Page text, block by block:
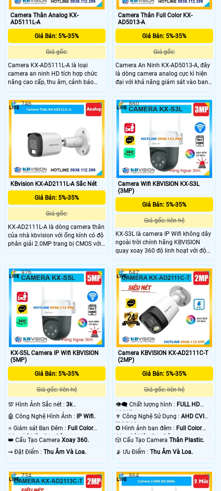
Camera Thân Analog KX-
AD5111L-A
Giá Bán: 5%-35%
Giá gốc:
Camera KX-AD5111L-A là loại
camera an ninh HD tích hợp chức
năng cao cấp, thu âm, cảnh báo
chuyển động thông minh, công
nghệ Smart Motion Detection, DWDR
chống ngược sáng, hình ảnh rõ hơn
ở mọi điều kiện ánh sáng. Sử dụng
thiếu sáng có màu ban đêm tối ưu
Camera Thân Full Color KX-
AD5013-A
Giá Bán: 5%-35%
Giá gốc:
Camera An Ninh KX-AD5013-A, đây
là dòng camera analog cực kì hiện
đại với khả năng giám sát vào ban
đêm cực kì ấn tượng lên đến 80m,
với chất liệu kim loại và nhựa mang
lại sự chắc chắn, tích hợp micro
giúp thu ấm cực kì ấn tượng.
KBvision KX-AD2111L-A Sắc Nét
Giá Bán: 5%-35%
Giá gốc:
KX-AD2111L-A là dòng camera thân
của nhà kbvision với ống kính có độ
phân giải 2.0MP trang bị CMOS với
độ phân giải 2.0MP cho ra hình ảnh
có màu vào ban đêm với khoảng
cách lên đến 20m, trang bị micro
giúp thu âm trực tiếp
746
Camera Wifi KBVISION KX-S3L
(3MP)
Giá Bán: 5%-35%
Giá gốc: liên hệ
KX-S3L là camera IP Wifi không dây
ngoài trời chính hãng KBVISION
quay xoay 360 độ linh hoạt với độ
phân giải 3MP sắc nét. Camera tích
hợp hồng ngoại 30m, công nghệ
ánh sáng kép Full Color, đàm thoại
2 chiều và khe cắm thẻ nhớ lên đến
256GB. Ngoài ra, camera còn có khả
năng phân biệt người và xe, tích hợp
báo động thông minh, đạt chuẩn
IP66 chống nước, hoạt động bền bỉ
giá rẻ.
860
KX-S5L Camera IP Wifi KBVISION
(5MP)
Giá Bán: 5%-35%
Giá gốc: liên hệ
💯 Hình Ảnh Sắc nét : 3k .
🤖️ Công Nghệ Hình Ảnh : IP Wifi.
⭐ Giám sát Ban Đêm : Full Color
30m Có Màu Ban Ðêm.
👑 Cấu Tạo Camera Xoay 360.
️⇝ Đặt Điểm : Thu Âm Và Loa.
976
Camera KBVISION KX-AD2111C-T
(2MP)
Giá Bán: 5%-35%
Giá gốc: liên hệ
👁️‍🗨 Chất lượng hình : FULL HD
1080P .
⚜️ Công Nghệ Sử Dụng :AHD CVI
TVI BCS.
✪ Hình ảnh ban đêm : Full Color
30m Có Màu Ban Ðêm.
🎲 Cấu Tạo CameraThân Plastic.
️📡 Ưu Điểm :Thu Âm Và Loa.
642
734 864